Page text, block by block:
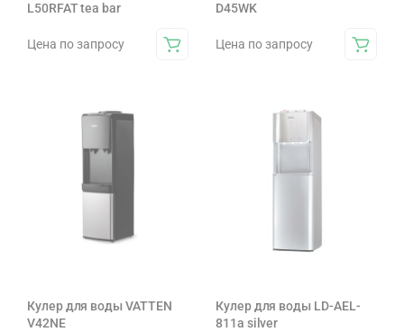
L50RFAT tea bar
Цена по запросу
D45WK
Цена по запросу
Кулер для воды VATTEN
V42NE
Кулер для воды LD-AEL-
811a silver